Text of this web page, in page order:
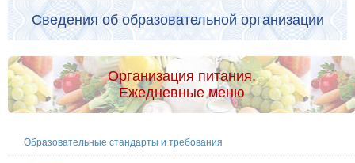
Сведения об образовательной организации
Организация питания.
Ежедневные меню
Образовательные стандарты и требования